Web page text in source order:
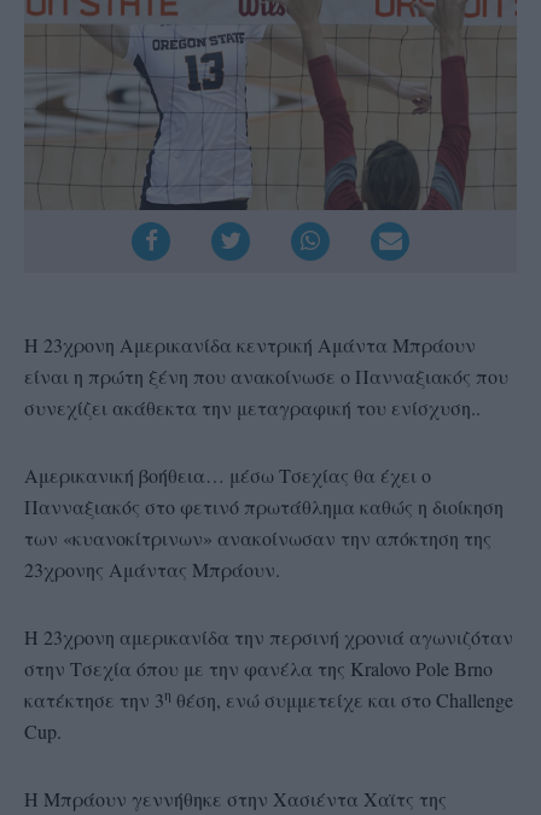
Η 23χρονη Αμερικανίδα κεντρική Αμάντα Μπράουν
είναι η πρώτη ξένη που ανακοίνωσε ο Πανναξιακός που
συνεχίζει ακάθεκτα την μεταγραφική του ενίσχυση..
Αμερικανική βοήθεια… μέσω Τσεχίας θα έχει ο
Πανναξιακός στο φετινό πρωτάθλημα καθώς η διοίκηση
των «κυανοκίτρινων» ανακοίνωσαν την απόκτηση της
23χρονης Αμάντας Μπράουν.
Η 23χρονη αμερικανίδα την περσινή χρονιά αγωνιζόταν
στην Τσεχία όπου με την φανέλα της Kralovo Pole Brno
κατέκτησε την 3η θέση, ενώ συμμετείχε και στο Challenge
Cup.
Η Μπράουν γεννήθηκε στην Χασιέντα Χαϊτς της